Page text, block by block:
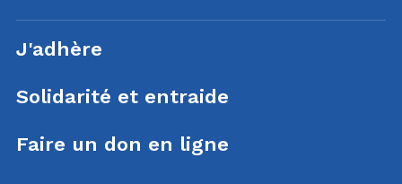
J'adhère
Solidarité et entraide
Faire un don en ligne